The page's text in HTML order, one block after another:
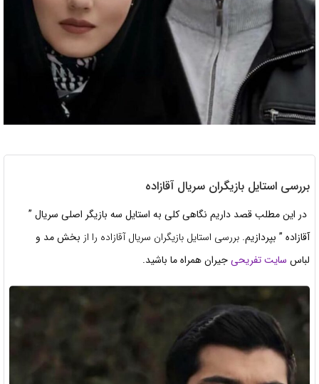
بررسی استایل بازیگران سریال آقازاده
در این مطلب قصد داریم نگاهی کلی به استایل سه بازیگر اصلی سریال ”
آقازاده ” بپردازیم. بررسی استایل بازیگران سریال آقازاده را از بخش مد و
لباس سایت تفریحیجیران همراه ما باشید.